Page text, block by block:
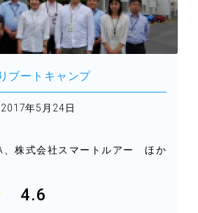
ブートキャンプ
年5月24日
、株式会社スマートルアーほか
4.6